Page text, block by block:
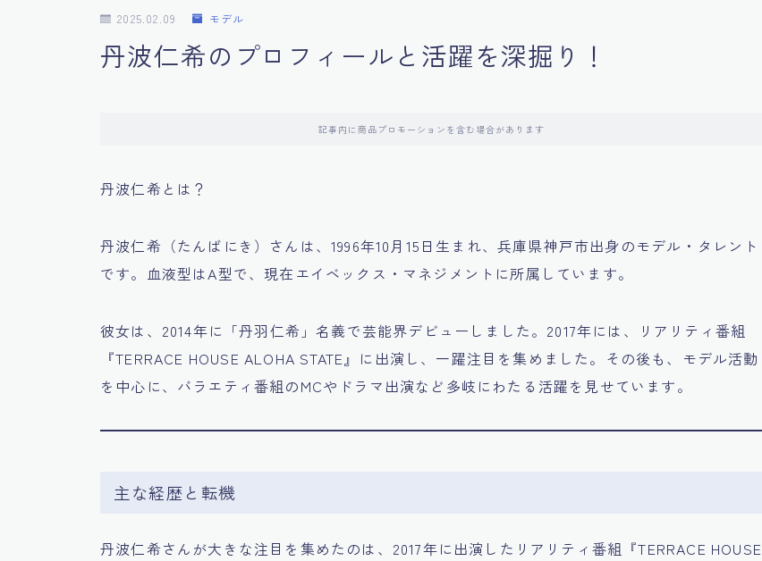
2025.02.09 モデル
丹波仁希のプロフィールと活躍を深掘り！
記事内に商品プロモーションを含む場合があります
丹波仁希とは？
丹波仁希（たんばにき）さんは、1996年10月15日生まれ、兵庫県神戸市出身のモデル・タレント
です。血液型はA型で、現在エイベックス・マネジメントに所属しています。
彼女は、2014年に「丹羽仁希」名義で芸能界デビューしました。2017年には、リアリティ番組
『TERRACE HOUSE ALOHA STATE』に出演し、一躍注目を集めました。その後も、モデル活動
を中心に、バラエティ番組のMCやドラマ出演など多岐にわたる活躍を見せています。
主な経歴と転機
丹波仁希さんが大きな注目を集めたのは、2017年に出演したリアリティ番組『TERRACE HOUSE